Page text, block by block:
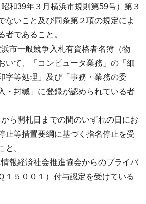
和39年３月横浜市規則第59号）第３
ないこと及び同条第２項の規定によ
者であること。
市一般競争入札有資格者名簿（物
いて、「コンピュータ業務」の「細
字等処理」及び「事務・業務の委
・封緘」に登録が認められている者
ら開札日までの間のいずれの日にお
止等措置要綱に基づく指名停止を受
と。
報経済社会推進協会からのプライバ
１５００１）付与認定を受けている